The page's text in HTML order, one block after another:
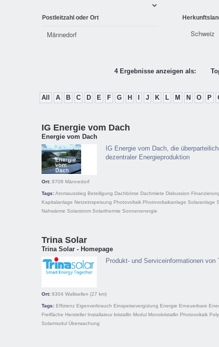
Postleitzahl oder Ort
4 Ergebnisse anzeigen als:
All A B C D E F G H J K L M N O P
IG Energie vom Dach
Energie vom Dach
IG Energie vom Dach, die
dezentraler Energieproduktion
Ort: 8708 Männedorf
Tags:Atomausstieg Beteiligung Dachbörse Dachmiete Diskussion
Kapitalanlage Netzeinspeisung Photovoltaik Photovoltaikanlage Solaranlage
Nahwärme Solarstrom Solarthermie Sonnenenergie
Trina Solar
Trina Solar - Homepage
Produkt- und Serviceinformationen von
Ort: 8304 Wallisellen (27 km)
Tags: Effizienz Eigenverbrauch Einspeisevergütung Energie Erneuerbare
Freifläche Hersteller Installateur kristallin Modul Monokristallin Photovoltaik
Solarmodul Überwachung